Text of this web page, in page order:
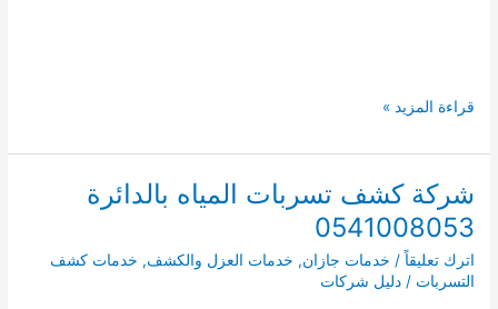
افضل
شركة
تسربات
المياه
بجازان
ارخص
قراءة المزيد »
شركة كشف تسربات المياه بالدائرة
0541008053
اترك تعليقاً / خدمات جازان, خدمات العزل والكشف, خدمات كشف
التسربات /دليل شركات